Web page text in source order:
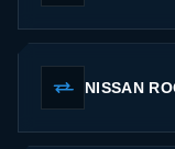
NISSAN